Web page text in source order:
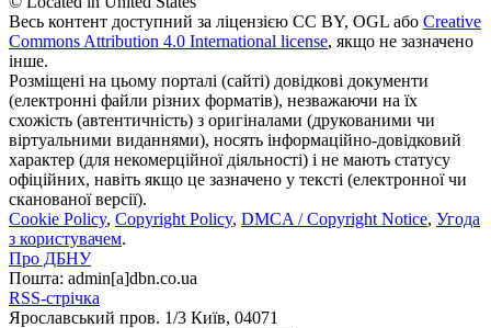
Весь контент доступний за ліцензією CC BY, OGL або Creative
Commons Attribution 4.0 International license, якщо не зазначено
інше.
Розміщені на цьому порталі (сайті) довідкові документи
(електронні файли різних форматів), незважаючи на їх
схожість (автентичність) з оригіналами (друкованими чи
віртуальними виданнями), носять інформаційно-довідковий
характер (для некомерційної діяльності) і не мають статусу
офіційних, навіть якщо це зазначено у тексті (електронної чи
сканованої версії).
Cookie Policy, Copyright Policy, DMCA / Copyright Notice, Угода
з користувачем.
Про ДБНУ
Пошта: admin[а]dbn.co.ua
RSS-стрічка
Ярославський пров. 1/3 Київ, 04071